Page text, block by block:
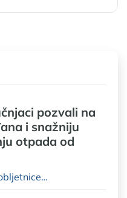
pozvali na
i snažniju
otpada od